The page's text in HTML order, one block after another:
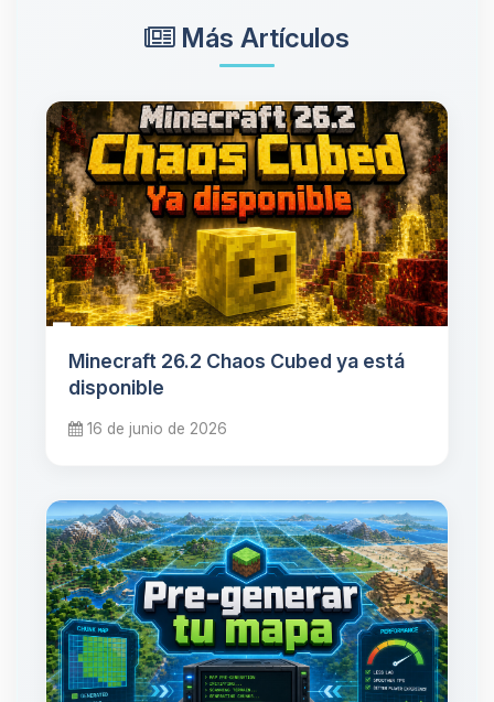
Más Artículos
Minecraft 26.2 Chaos Cubed ya está
disponible
16 de junio de 2026